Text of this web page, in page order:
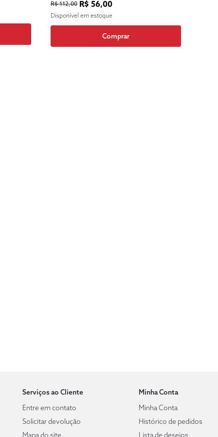
R$ 112,00 R$ 56,00
Disponível em estoque
Comprar
Serviços ao Cliente
Entre em contato
Solicitar devolução
Mapa do site
Minha Conta
Minha Conta
Histórico de pedidos
Lista de desejos